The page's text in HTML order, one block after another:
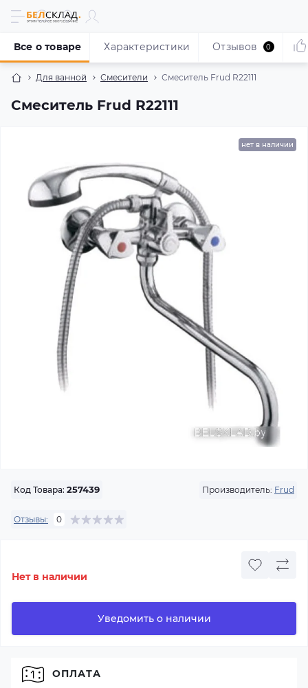
Для ванной Смесители Смеситель Frud R22111
Смеситель Frud R22111
Все о товаре Характеристики Отзывов 0
нет в наличии
Код Товара: 257439 Производитель: Frud
Отзывы: 0
Нет в наличии
Уведомить о наличии
ОПЛАТА